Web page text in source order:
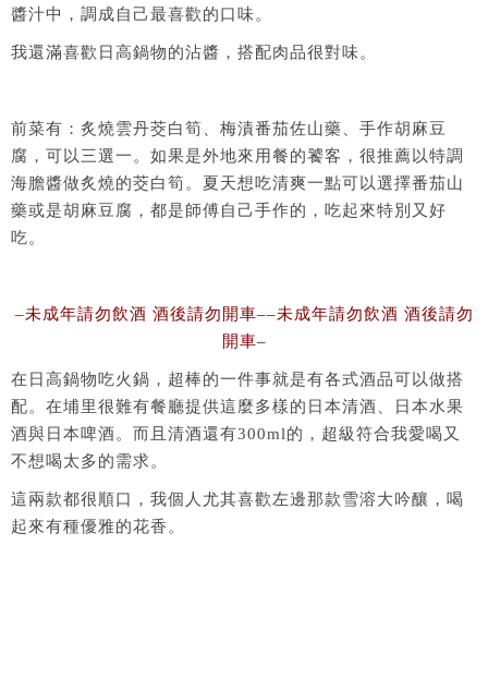
醬汁中，調成自己最喜歡的口味。
我還滿喜歡日高鍋物的沾醬，搭配肉品很對味。
前菜有：炙燒雲丹茭白筍、梅漬番茄佐山藥、手作胡麻豆
腐，可以三選一。如果是外地來用餐的饕客，很推薦以特調
海膽醬做炙燒的茭白筍。夏天想吃清爽一點可以選擇番茄山
藥或是胡麻豆腐，都是師傅自己手作的，吃起來特別又好
吃。
–未成年請勿飲酒 酒後請勿開車––未成年請勿飲酒 酒後請勿
開車–
在日高鍋物吃火鍋，超棒的一件事就是有各式酒品可以做搭
配。在埔里很難有餐廳提供這麼多樣的日本清酒、日本水果
酒與日本啤酒。而且清酒還有300ml的，超級符合我愛喝又
不想喝太多的需求。
這兩款都很順口，我個人尤其喜歡左邊那款雪溶大吟釀，喝
起來有種優雅的花香。